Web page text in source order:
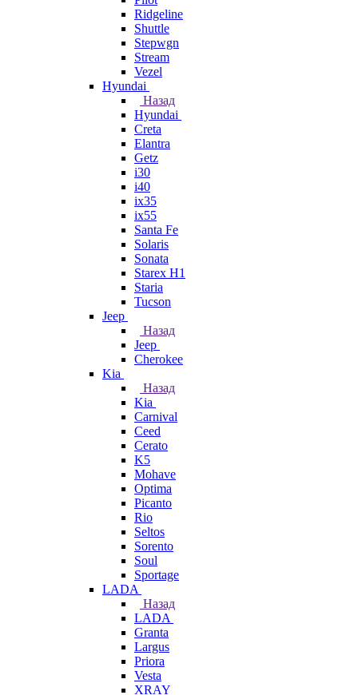
Ridgeline
Shuttle
Stepwgn
Stream
Vezel
Hyundai
Назад
Hyundai
Creta
Elantra
Getz
i30
i40
ix35
ix55
Santa Fe
Solaris
Sonata
Starex H1
Staria
Tucson
Jeep
Назад
Jeep
Cherokee
Kia
Назад
Kia
Carnival
Ceed
Cerato
K5
Mohave
Optima
Picanto
Rio
Seltos
Sorento
Soul
Sportage
LADA
Назад
LADA
Granta
Largus
Priora
Vesta
XRAY